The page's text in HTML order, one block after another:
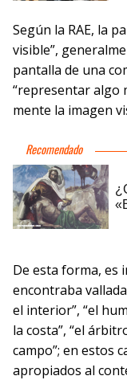
Según la RAE, la
visible”,
pantalla de una
“representar algo
mente la imagen
De esta forma, es
encontraba
el interior”, “el
la costa”, “el
campo”; en estos
apropiados al